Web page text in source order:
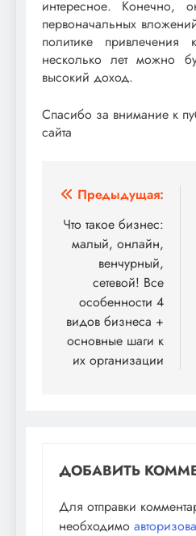
интересное. Конечно,
первоначальных
политике привлечения
несколько лет можно
высокий доход.
Спасибо за внимание к
сайта
Навигация
по
записям
Предыдущая:
Что такое бизнес:
малый, онлайн,
венчурный,
сетевой! Все
особенности 4
видов бизнеса +
основные шаги к
их организации
ДОБАВИТЬ
Для отправки
необходимо